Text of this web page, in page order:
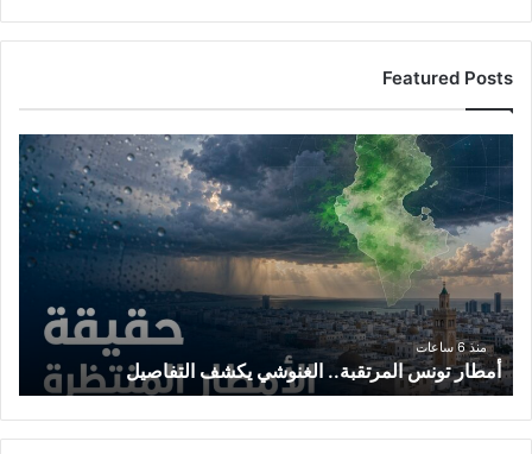
Featured Posts
أمطار
تونس
المرتقبة..
الغنوشي
يكشف
التفاصيل
منذ 6 ساعات
أمطار تونس المرتقبة.. الغنوشي يكشف التفاصيل